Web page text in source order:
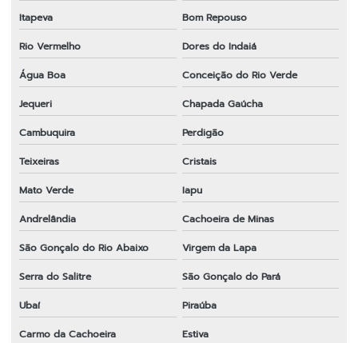
Itapeva
Bom Repouso
Rio Vermelho
Dores do Indaiá
Água Boa
Conceição do Rio Verde
Jequeri
Chapada Gaúcha
Cambuquira
Perdigão
Teixeiras
Cristais
Mato Verde
Iapu
Andrelândia
Cachoeira de Minas
São Gonçalo do Rio Abaixo
Virgem da Lapa
Serra do Salitre
São Gonçalo do Pará
Ubaí
Piraúba
Carmo da Cachoeira
Estiva